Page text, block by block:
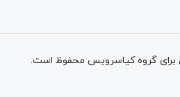
برای گروه کیاسرویس محفوظ است.